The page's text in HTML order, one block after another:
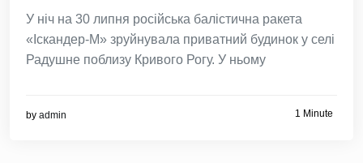
У ніч на 30 липня російська балістична ракета
«Іскандер-М» зруйнувала приватний будинок у селі
Радушне поблизу Кривого Рогу. У ньому
by admin 1 Minute